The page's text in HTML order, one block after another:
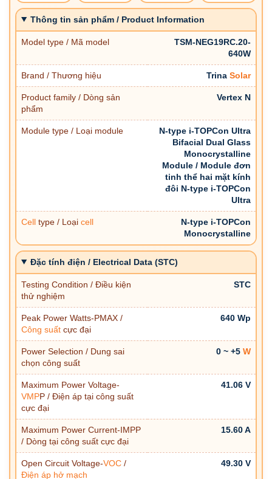
Thông tin sản phẩm / Product Information
Model type / Mã model
TSM-NEG19RC.20-
640W
Brand / Thương hiệu Trina Solar
Product family / Dòng sản
phẩm
Vertex N
Module type / Loại module
N-type i-TOPCon Ultra
Bifacial Dual Glass
Monocrystalline
Module / Module đơn
tinh thể hai mặt kính
đôi N-type i-TOPCon
Ultra
Cell type / Loại cell
N-type i-TOPCon
Monocrystalline
Đặc tính điện / Electrical Data (STC)
Testing Condition / Điều kiện
thử nghiệm
STC
Peak Power Watts-PMAX /
Công suất cực đại
640 Wp
Power Selection / Dung sai
chọn công suất
0 ~ +5 W
Maximum Power Voltage-
VMPP / Điện áp tại công suất
cực đại
41.06 V
Maximum Power Current-IMPP
/ Dòng tại công suất cực đại
15.60 A
Open Circuit Voltage-VOC /
Điện áp hở mạch
49.30 V